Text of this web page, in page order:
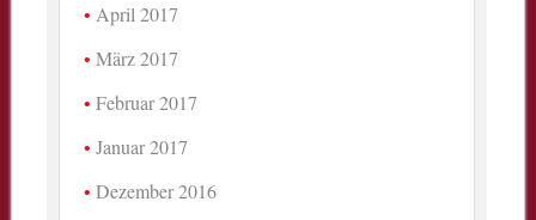
April 2017
März 2017
Februar 2017
Januar 2017
Dezember 2016